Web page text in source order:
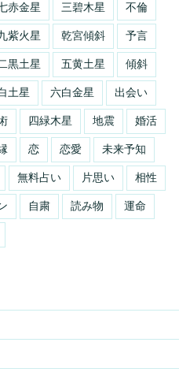
赤金星 三碧木星 不倫
紫火星 乾宮傾斜 予言
黒土星 五黄土星 傾斜
土星 六白金星 出会い
四緑木星 地震 婚活
恋 恋愛 未来予知
無料占い 片思い 相性
自粛 読み物 運命